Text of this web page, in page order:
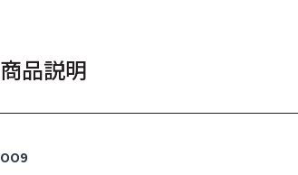
商品説明
OO9